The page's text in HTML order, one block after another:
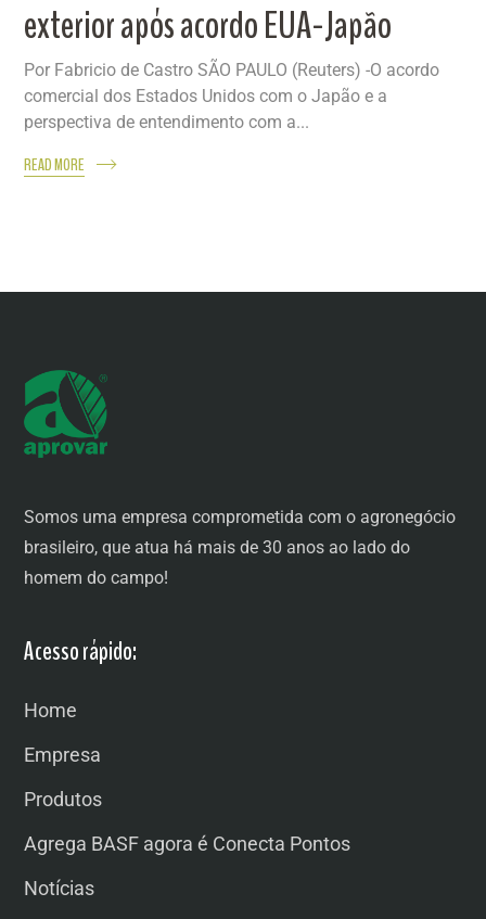
exterior após acordo EUA-Japão
Por Fabricio de Castro SÃO PAULO (Reuters) -O acordo
comercial dos Estados Unidos com o Japão e a
perspectiva de entendimento com a...
READ MORE
Somos uma empresa comprometida com o agronegócio
brasileiro, que atua há mais de 30 anos ao lado do
homem do campo!
Acesso rápido:
Home
Empresa
Produtos
Agrega BASF agora é Conecta Pontos
Notícias